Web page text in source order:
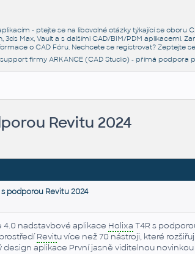
- ptejte se na libovolné otázky týkající se oboru
3ds Max, Vault a s dalšími CAD/BIM/PDM aplikacemi.
o CAD Fóru. Nechcete se registrovat? Zeptejte
firmy ARKANCE (CAD Studio) - přímá podpora
Revitu 2024
podporou Revitu 2024
4.0 nadstavbové aplikace Holixa T4R s
Revitu více než 70 nástroji, které
design aplikace První jasně viditelnou